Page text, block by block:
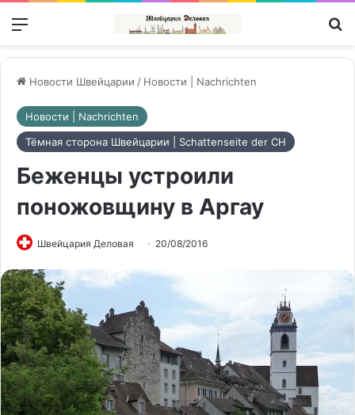
Меню
Новости Швейцарии / Новости | Nachrichten
Новости | Nachrichten
Тёмная сторона Швейцарии | Schattenseite der CH
Беженцы устроили
поножовщину в Аргау
Швейцария Деловая 20/08/2016